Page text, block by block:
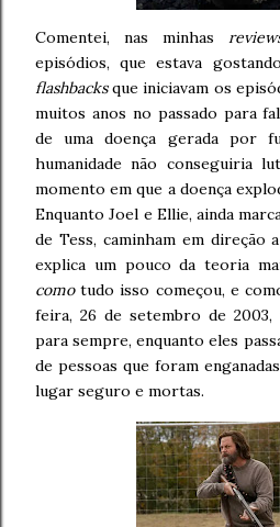
Comentei, nas minhas
episódios, que estava
flashbacksque iniciavam os
muitos anos no passado para
de uma doença gerada por
humanidade não conseguiria
momento em que a doença
Enquanto Joel e Ellie, ainda
de Tess, caminham em direção
explica um pouco da teoria
comotudo isso começou, e
feira, 26 de setembro de
para sempre, enquanto eles
de pessoas que foram
lugar seguro e mortas.